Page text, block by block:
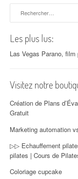
Les plus lus:
Las Vegas Parano,
Visitez notre
Création de Plans
Gratuit
Marketing automation
▷▷ Echauffement
pilates | Cours de
Coloriage cupcake